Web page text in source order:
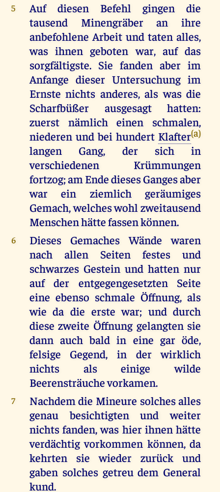
5
Auf diesen Befehl gingen die
tausend Minengräber an ihre
anbefohlene Arbeit und taten alles,
was ihnen geboten war, auf das
sorgfältigste. Sie fanden aber im
Anfange dieser Untersuchung im
Ernste nichts anderes, als was die
Scharfbüßer ausgesagt hatten:
zuerst nämlich einen schmalen,
niederen und bei hundert Klafter(a)
langen Gang, der sich in
verschiedenen Krümmungen
fortzog; am Ende dieses Ganges aber
war ein ziemlich geräumiges
Gemach, welches wohl zweitausend
Menschen hätte fassen können.
6
Dieses Gemaches Wände waren
nach allen Seiten festes und
schwarzes Gestein und hatten nur
auf der entgegengesetzten Seite
eine ebenso schmale Öffnung, als
wie da die erste war; und durch
diese zweite Öffnung gelangten sie
dann auch bald in eine gar öde,
felsige Gegend, in der wirklich
nichts als einige wilde
Beerensträuche vorkamen.
7
Nachdem die Mineure solches alles
genau besichtigten und weiter
nichts fanden, was hier ihnen hätte
verdächtig vorkommen können, da
kehrten sie wieder zurück und
gaben solches getreu dem General
kund.